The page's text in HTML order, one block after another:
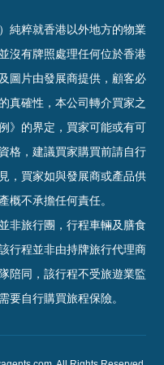
純粹就香港以外地方的物業
沒有牌照處理任何位於香港
圖片由發展商提供，顧客必
真確性 ， 本公司轉介買家之
》的界定，買家可能或有可
格，建議買家購買前請自行
，買家如與發展商或產品供
概不承擔任何責任。
非旅行團，行程車輛及膳食
行程並非由持牌旅行代理商
陪同，該行程不受旅遊業監
要自行購買旅程保險。